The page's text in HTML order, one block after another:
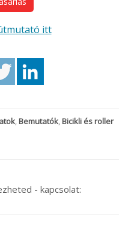
itt
,Bemutatók,Bicikli és roller
- kapcsolat: